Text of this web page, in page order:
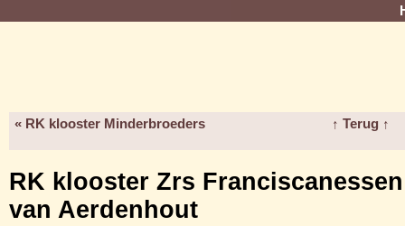
« RK klooster Minderbroeders ↑ Terug ↑
RK klooster Zrs Franciscanessen
van Aerdenhout